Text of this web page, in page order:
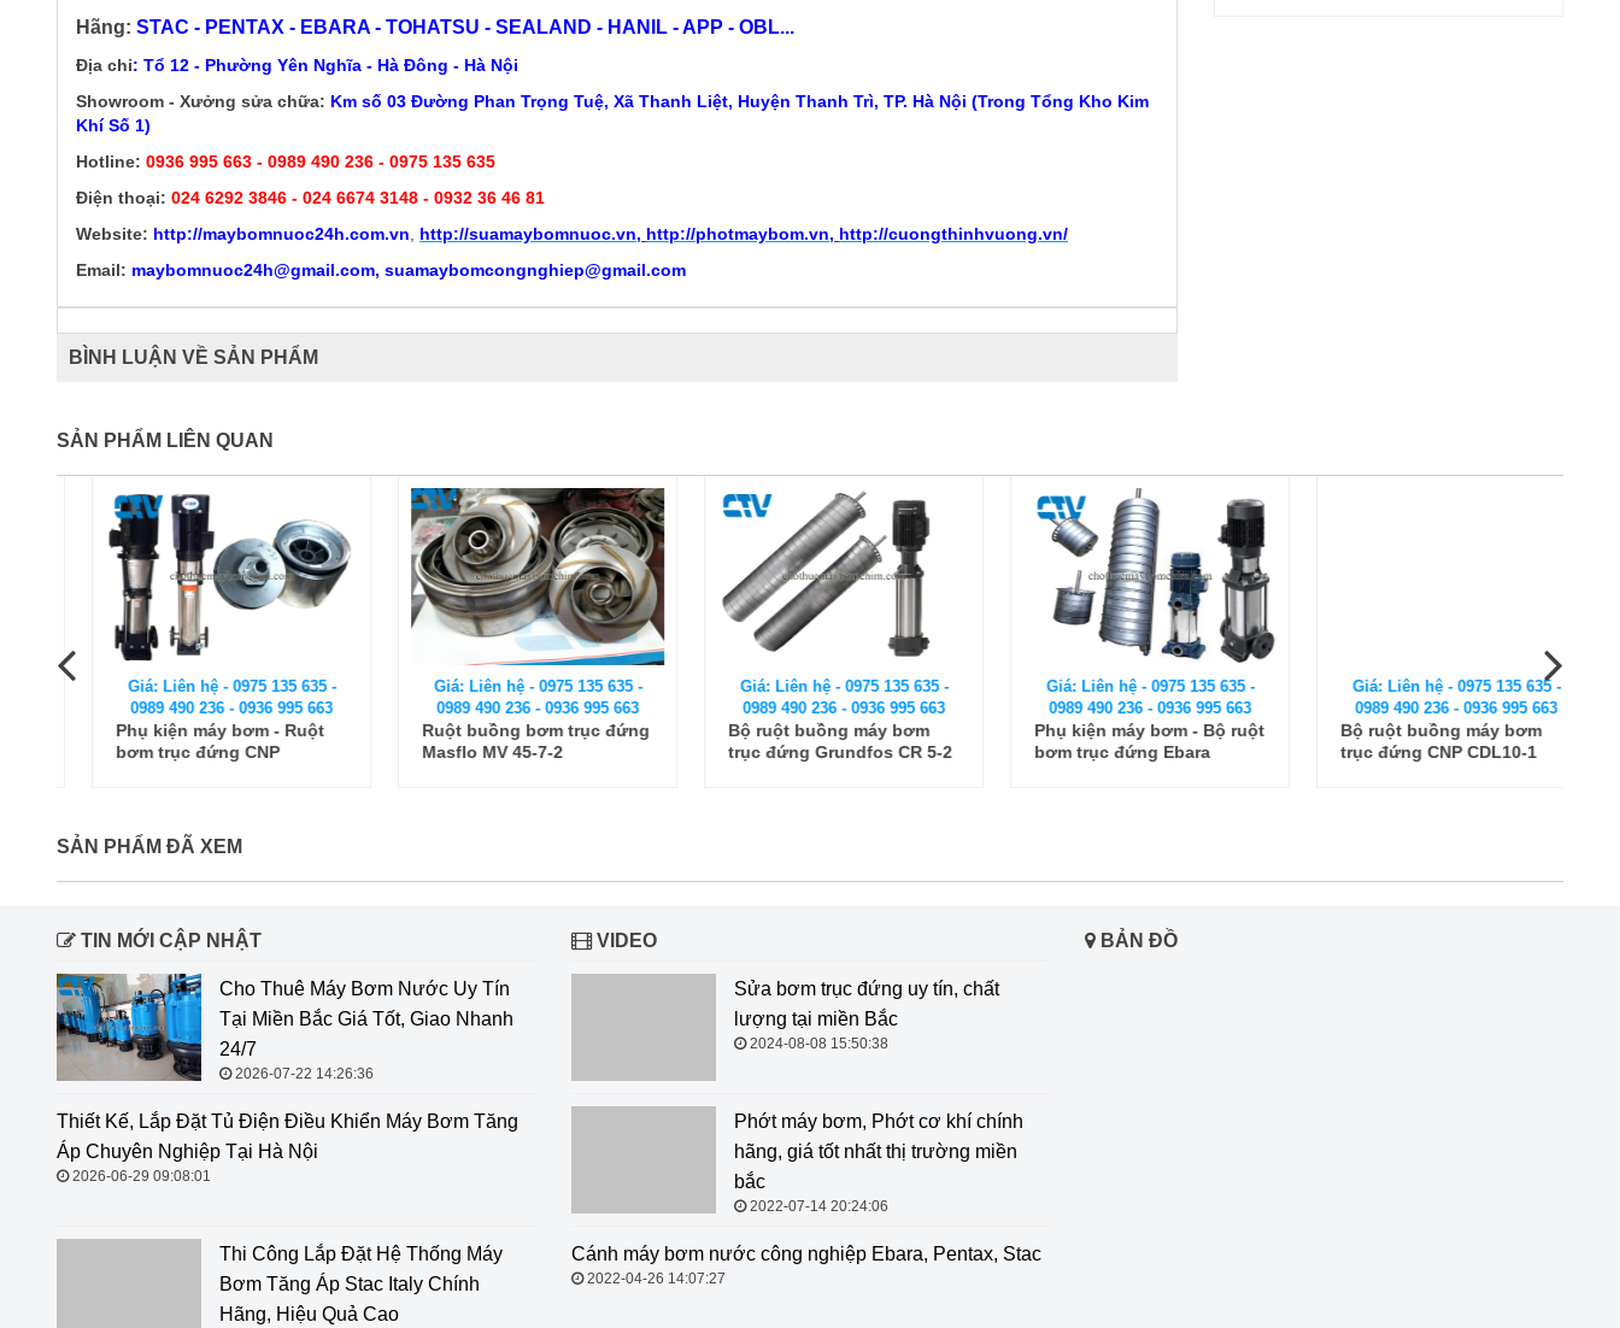
Hãng: STAC - PENTAX - EBARA - TOHATSU - SEALAND - HANIL - APP - OBL...
Địa chỉ: Tổ 12 - Phường Yên Nghĩa - Hà Đông - Hà Nội
Showroom - Xưởng sửa chữa: Km số 03 Đường Phan Trọng Tuệ, Xã Thanh Liệt, Huyện Thanh Trì, TP. Hà Nội (Trong Tổng Kho Kim
Khí Số 1)
Hotline: 0936 995 663 - 0989 490 236 - 0975 135 635
Điện thoại: 024 6292 3846 - 024 6674 3148 - 0932 36 46 81
Website: http://maybomnuoc24h.com.vn http://suamaybomnuoc.vn, http://photmaybom.vn, http://cuongthinhvuong.vn/
Email: maybomnuoc24h@gmail.com, suamaybomcongnghiep@gmail.com
BÌNH LUẬN VỀ SẢN PHẨM
SẢN PHẨM LIÊN QUAN
Giá: Liên hệ - 0975 135 635 -
0989 490 236 - 0936 995 663
Phụ kiện máy bơm - Ruột
bơm trục đứng CNP
Giá: Liên hệ - 0975 135 635 -
0989 490 236 - 0936 995 663
Ruột buồng bơm trục đứng
Masflo MV 45-7-2
Giá: Liên hệ - 0975 135 635 -
0989 490 236 - 0936 995 663
Bộ ruột buồng máy bơm
trục đứng Grundfos CR 5-2
Giá: Liên hệ - 0975 135 635 -
0989 490 236 - 0936 995 663
Phụ kiện máy bơm - Bộ ruột
bơm trục đứng Ebara
Giá: Liên hệ - 0975 135 635 -
0989 490 236 - 0936 995 663
Bộ ruột buồng máy bơm
trục đứng CNP CDL10-1
SẢN PHẨM ĐÃ XEM
TIN MỚI CẬP NHẬT
Cho Thuê Máy Bơm Nước Uy Tín
Tại Miền Bắc Giá Tốt, Giao Nhanh
24/7
2026-07-22 14:26:36
Thiết Kế, Lắp Đặt Tủ Điện Điều
Khiển Máy Bơm Tăng Áp Chuyên
Thi Công Lắp Đặt Hệ Thống Máy Bơm Tăng Áp Stac
Italy Chính Hãng, Hiệu Quả Cao
VIDEO
Sửa bơm trục đứng uy tín, chất lượng tại miền Bắc
Phớt máy bơm, Phớt cơ khí chính hãng, giá tốt nhất thị
Cánh máy bơm nước công nghiệp
BẢN ĐỒ